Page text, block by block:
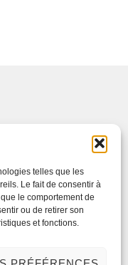
telles que les
Le fait de consentir à
le comportement de
ou de retirer son
et fonctions.